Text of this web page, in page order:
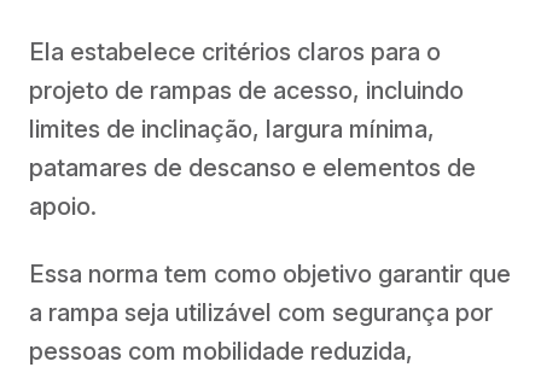
Ela estabelece critérios claros para o
projeto de rampas de acesso, incluindo
limites de inclinação, largura mínima,
patamares de descanso e elementos de
apoio.
Essa norma tem como objetivo garantir que
a rampa seja utilizável com segurança por
pessoas com mobilidade reduzida,